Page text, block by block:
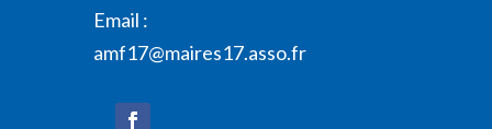
Email :
amf17@maires17.asso.fr